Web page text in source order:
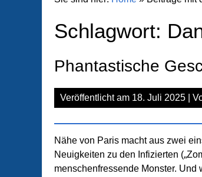
Schlagwort:
Phantastische
Veröffentlicht am 18. Juli 2025 |
Nähe von Paris macht aus zwei
Neuigkeiten zu den Infizierten
menschenfressende Monster.